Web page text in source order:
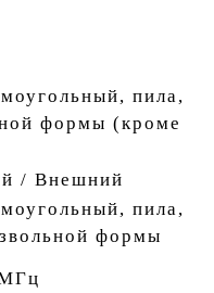
пила,
формы (кроме
/ Внешний
пила,
формы